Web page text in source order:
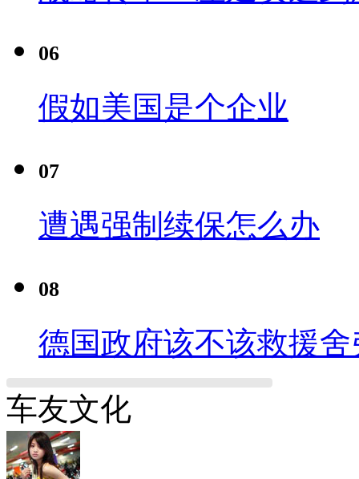
06
假如美国是个企业
07
遭遇强制续保怎么办
08
德国政府该不该救援舍
车友文化